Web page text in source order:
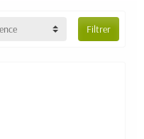
Filtrer